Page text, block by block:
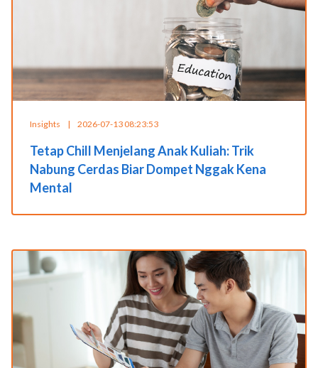
Insights | 2026-07-13 08:23:53
Tetap Chill Menjelang Anak Kuliah: Trik
Nabung Cerdas Biar Dompet Nggak Kena
Mental